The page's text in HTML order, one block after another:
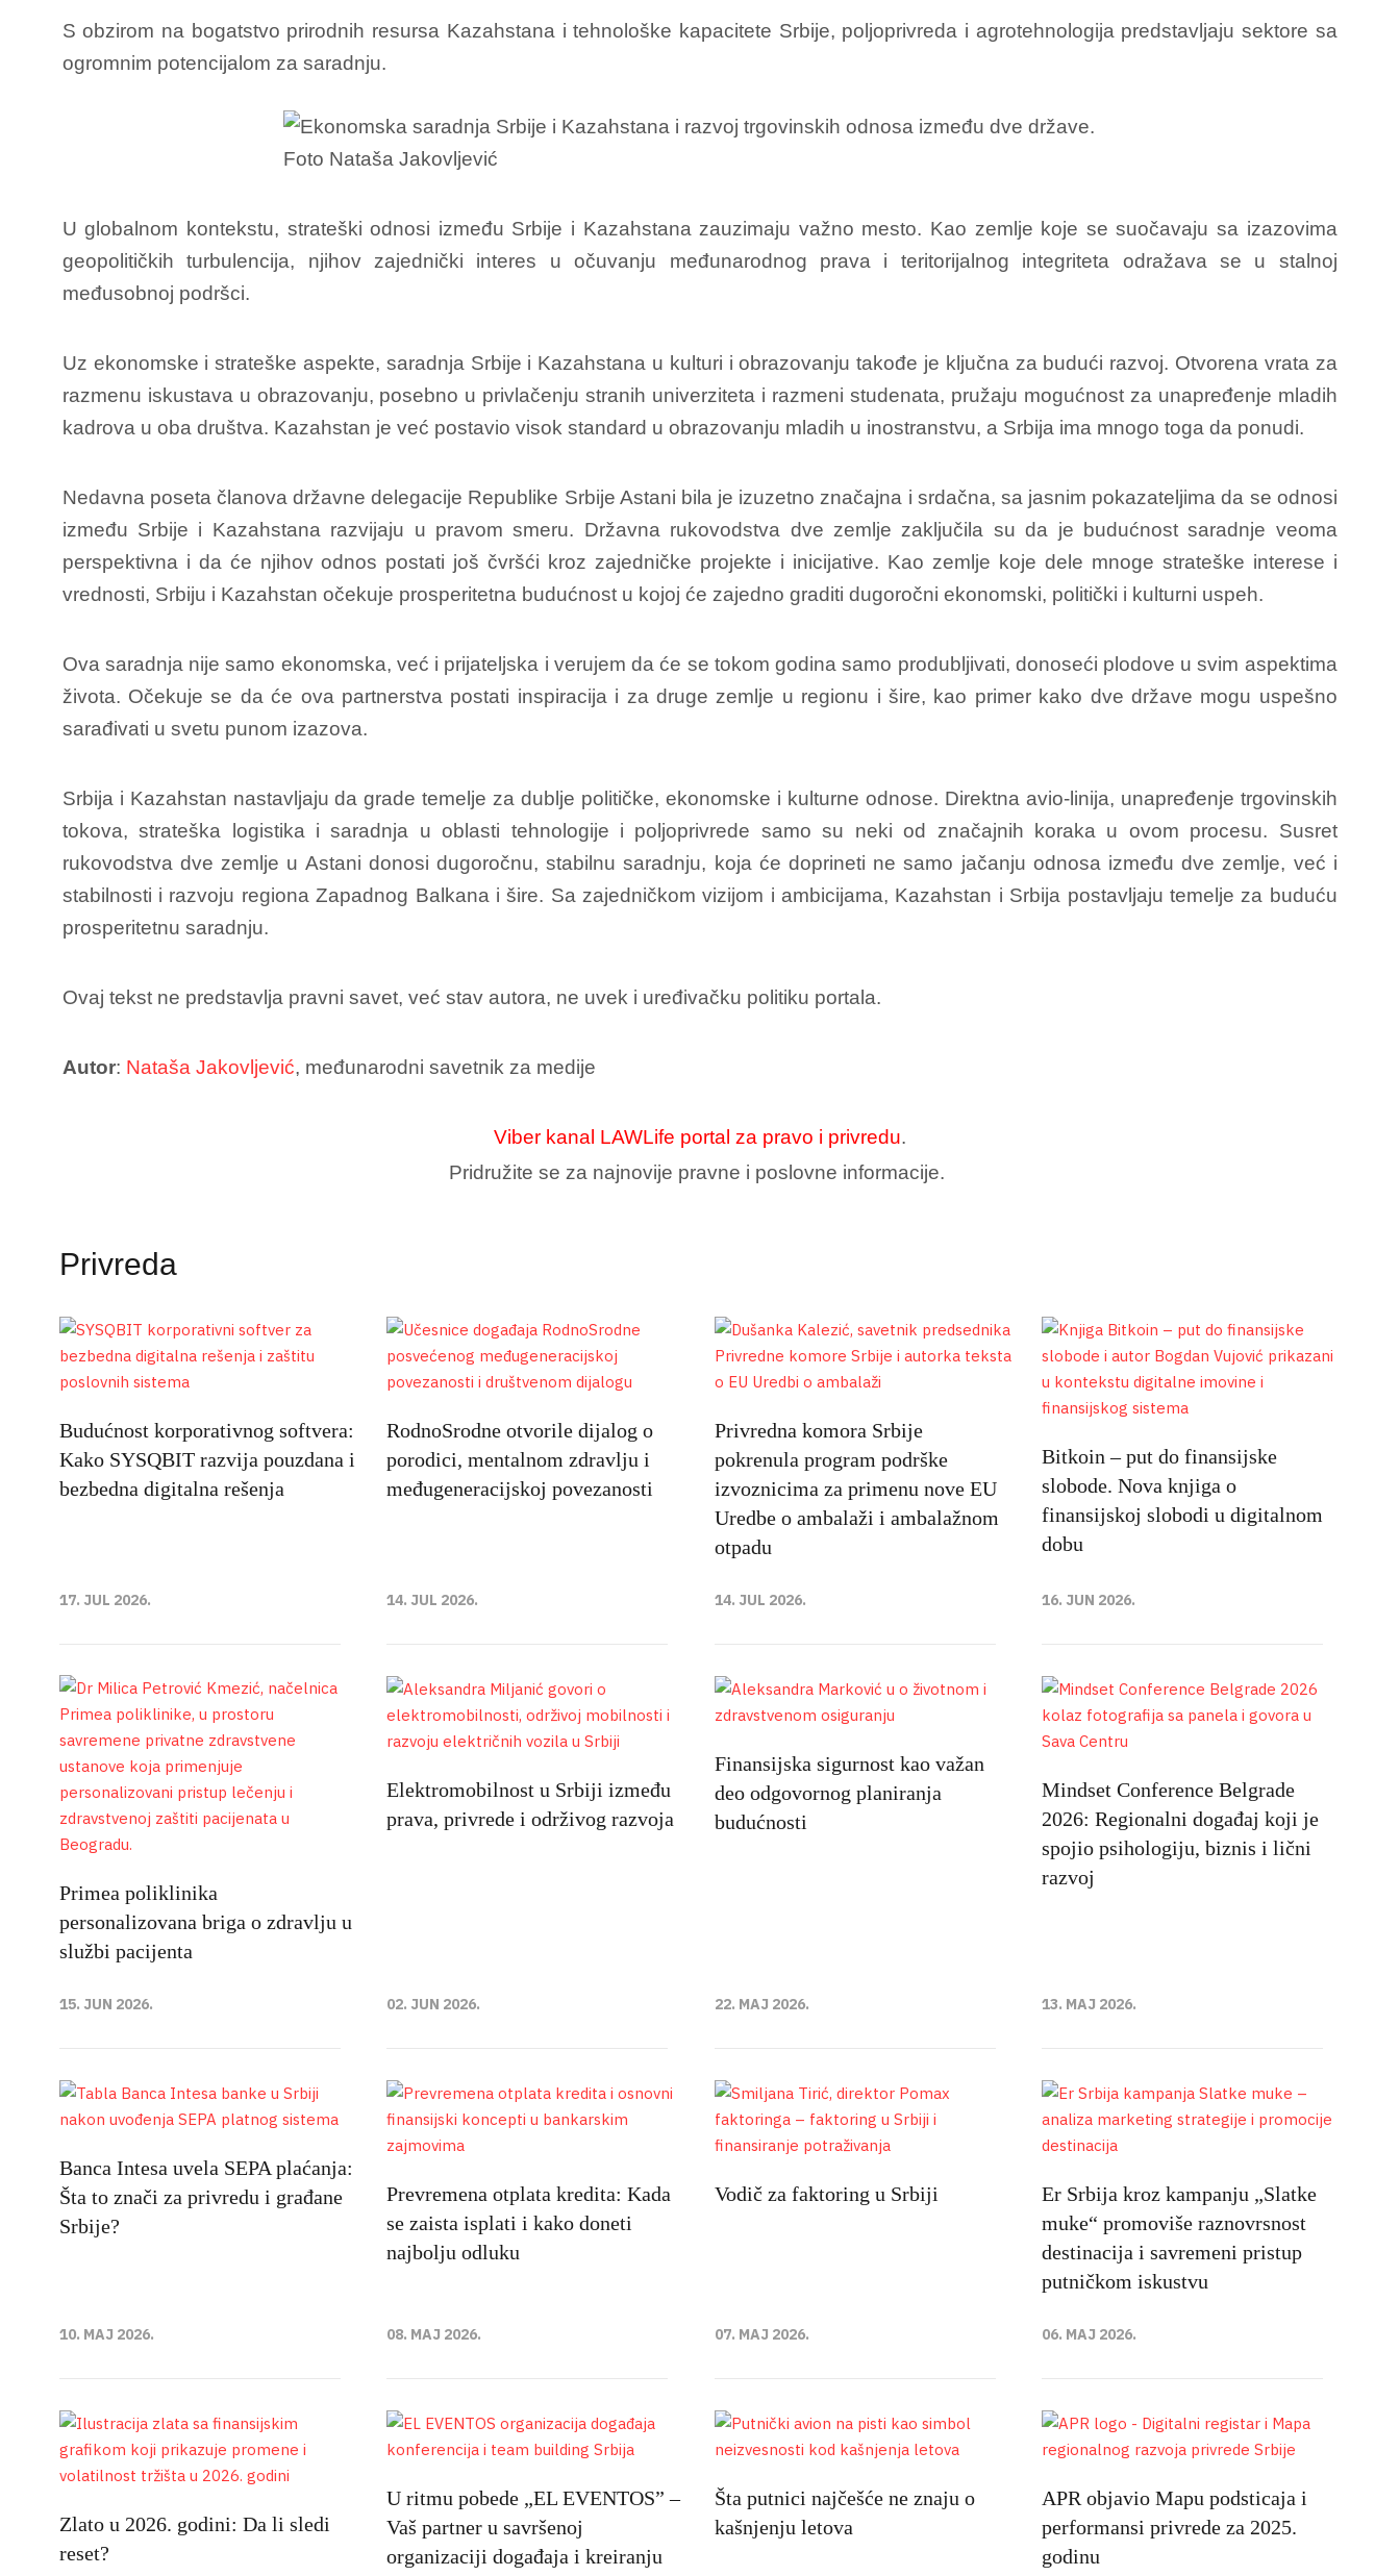
S obzirom na bogatstvo prirodnih resursa Kazahstana i tehnološke kapacitete Srbije, poljoprivreda i agrotehnologija predstavljaju sektore sa
ogromnim potencijalom za saradnju.
U globalnom kontekstu, strateški odnosi između Srbije i Kazahstana zauzimaju važno mesto. Kao zemlje koje se suočavaju sa izazovima
geopolitičkih turbulencija, njihov zajednički interes u očuvanju međunarodnog prava i teritorijalnog integriteta odražava se u stalnoj
međusobnoj podršci.
Uz ekonomske i strateške aspekte, saradnja Srbije i Kazahstana u kulturi i obrazovanju takođe je ključna za budući razvoj. Otvorena vrata za
razmenu iskustava u obrazovanju, posebno u privlačenju stranih univerziteta i razmeni studenata, pružaju mogućnost za unapređenje mladih
kadrova u oba društva. Kazahstan je već postavio visok standard u obrazovanju mladih u inostranstvu, a Srbija ima mnogo toga da ponudi.
Nedavna poseta članova državne delegacije Republike Srbije Astani bila je izuzetno značajna i srdačna, sa jasnim pokazateljima da se odnosi
između Srbije i Kazahstana razvijaju u pravom smeru. Državna rukovodstva dve zemlje zaključila su da je budućnost saradnje veoma
perspektivna i da će njihov odnos postati još čvršći kroz zajedničke projekte i inicijative. Kao zemlje koje dele mnoge strateške interese i
vrednosti, Srbiju i Kazahstan očekuje prosperitetna budućnost u kojoj će zajedno graditi dugoročni ekonomski, politički i kulturni uspeh.
Ova saradnja nije samo ekonomska, već i prijateljska i verujem da će se tokom godina samo produbljivati, donoseći plodove u svim aspektima
života. Očekuje se da će ova partnerstva postati inspiracija i za druge zemlje u regionu i šire, kao primer kako dve države mogu uspešno
sarađivati u svetu punom izazova.
Srbija i Kazahstan nastavljaju da grade temelje za dublje političke, ekonomske i kulturne odnose. Direktna avio-linija, unapređenje trgovinskih
tokova, strateška logistika i saradnja u oblasti tehnologije i poljoprivrede samo su neki od značajnih koraka u ovom procesu. Susret
rukovodstva dve zemlje u Astani donosi dugoročnu, stabilnu saradnju, koja će doprineti ne samo jačanju odnosa između dve zemlje, već i
stabilnosti i razvoju regiona Zapadnog Balkana i šire. Sa zajedničkom vizijom i ambicijama, Kazahstan i Srbija postavljaju temelje za buduću
prosperitetnu saradnju.
Ovaj tekst ne predstavlja pravni savet, već stav autora, ne uvek i uređivačku politiku portala.
Autor: Nataša Jakovljević, međunarodni savetnik za medije
Viber kanal LAWLife portal za pravo i privredu.
Pridružite se za najnovije pravne i poslovne informacije.
Privreda
Budućnost korporativnog softvera:
Kako SYSQBIT razvija pouzdana i
bezbedna digitalna rešenja
17. JUL 2026.
RodnoSrodne otvorile dijalog o
porodici, mentalnom zdravlju i
međugeneracijskoj povezanosti
14. JUL 2026.
Privredna komora Srbije
pokrenula program podrške
izvoznicima za primenu nove EU
Uredbe o ambalaži i ambalažnom
otpadu
14. JUL 2026.
Bitkoin – put do finansijske
slobode. Nova knjiga o
finansijskoj slobodi u digitalnom
dobu
16. JUN 2026.
Primea poliklinika
personalizovana briga o zdravlju u
službi pacijenta
15. JUN 2026.
Elektromobilnost u Srbiji između
prava, privrede i održivog razvoja
02. JUN 2026.
Finansijska sigurnost kao važan
deo odgovornog planiranja
budućnosti
22. MAJ 2026.
Mindset Conference Belgrade
2026: Regionalni događaj koji je
spojio psihologiju, biznis i lični
razvoj
13. MAJ 2026.
Banca Intesa uvela SEPA plaćanja:
Šta to znači za privredu i građane
Srbije?
10. MAJ 2026.
Prevremena otplata kredita: Kada
se zaista isplati i kako doneti
najbolju odluku
08. MAJ 2026.
Vodič za faktoring u Srbiji
07. MAJ 2026.
Er Srbija kroz kampanju „Slatke
muke“ promoviše raznovrsnost
destinacija i savremeni pristup
putničkom iskustvu
06. MAJ 2026.
Zlato u 2026. godini: Da li sledi
reset?
U ritmu pobede „EL EVENTOS” –
Vaš partner u savršenoj
organizaciji događaja i kreiranju
Šta putnici najčešće ne znaju o
kašnjenju letova
APR objavio Mapu podsticaja i
performansi privrede za 2025.
godinu